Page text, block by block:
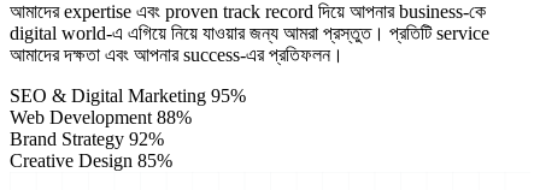
আমাদের expertise এবং proven track record দিয়ে আপনার business-কে
digital world-এ এগিয়ে নিয়ে যাওয়ার জন্য আমরা প্রস্তুত। প্রতিটি service
আমাদের দক্ষতা এবং আপনার success-এর প্রতিফলন।
SEO & Digital Marketing 95%
Web Development 88%
Brand Strategy 92%
Creative Design 85%